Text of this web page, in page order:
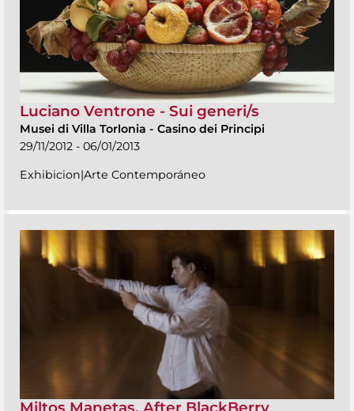
Luciano Ventrone - Sui generi/s
Musei di Villa Torlonia - Casino dei Principi
29/11/2012 - 06/01/2013
Exhibicion|Arte Contemporáneo
Miltos Manetas. After BlackBerry